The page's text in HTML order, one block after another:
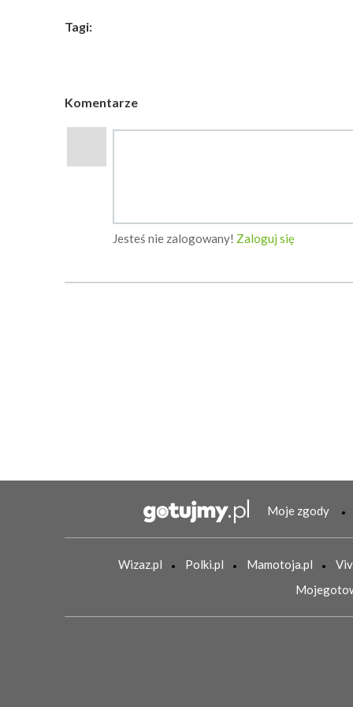
Tagi:
Komentarze
Jesteś nie zalogowany! Zaloguj się
Moje zgody
Wizaz.pl Polki.pl Mamotoja.pl